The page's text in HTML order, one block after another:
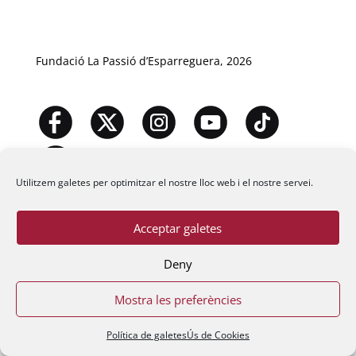
Utilitzem galetes per optimitzar el nostre lloc web i el nostre servei.
Acceptar galetes
Deny
Mostra les preferències
Política de galetesÚs de Cookies
Fundació La Passió d’Esparreguera, 2026